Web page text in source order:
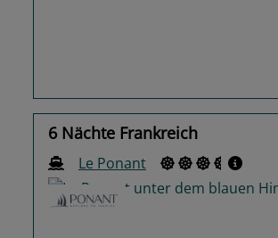
6 Nächte Frankreich
Le Ponant